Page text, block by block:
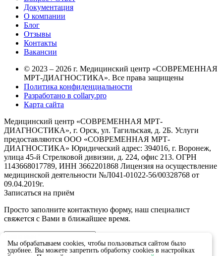
Документация
О компании
Блог
Отзывы
Контакты
Вакансии
© 2023 – 2026 г. Медицинский центр «СОВРЕМЕННАЯ
МРТ-ДИАГНОСТИКА». Все права защищены
Политика конфиденциальности
Разработано в collary.pro
Карта сайта
Медицинский центр «СОВРЕМЕННАЯ МРТ-
ДИАГНОСТИКА», г. Орск, ул. Тагильская, д. 2Б. Услуги
предоставляются ООО «СОВРЕМЕННАЯ МРТ-
ДИАГНОСТИКА» Юридический адрес: 394016, г. Воронеж,
улица 45-й Стрелковой дивизии, д. 224, офис 213. ОГРН
1143668017789, ИНН 3662201868 Лицензия на осуществление
медицинской деятельности №Л041-01022-56/00328768 от
09.04.2019г.
Записаться на приём
Просто заполните контактную форму, наш специалист
свяжется с Вами в ближайшее время.
Мы обрабатываем cookies, чтобы пользоваться сайтом было
удобнее. Вы можете запретить обработку cookies в настройках